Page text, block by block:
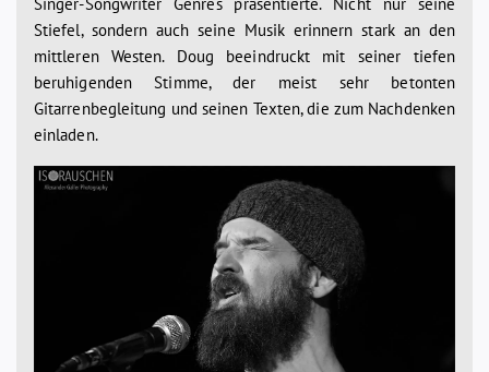
Stiefel, sondern auch seine Musik erinnern stark an den
mittleren Westen. Doug beeindruckt mit seiner tiefen
beruhigenden Stimme, der meist sehr betonten
Gitarrenbegleitung und seinen Texten, die zum Nachdenken
einladen.